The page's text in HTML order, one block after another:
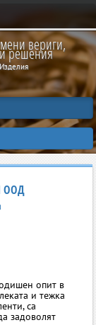
вериги,
решения
ООД
опит в
и тежка
са
задоволят